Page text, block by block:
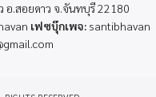
อ.สอยดาว จ.จันทบุรี 22180
เฟซบุ๊กเพจ:santibhavan